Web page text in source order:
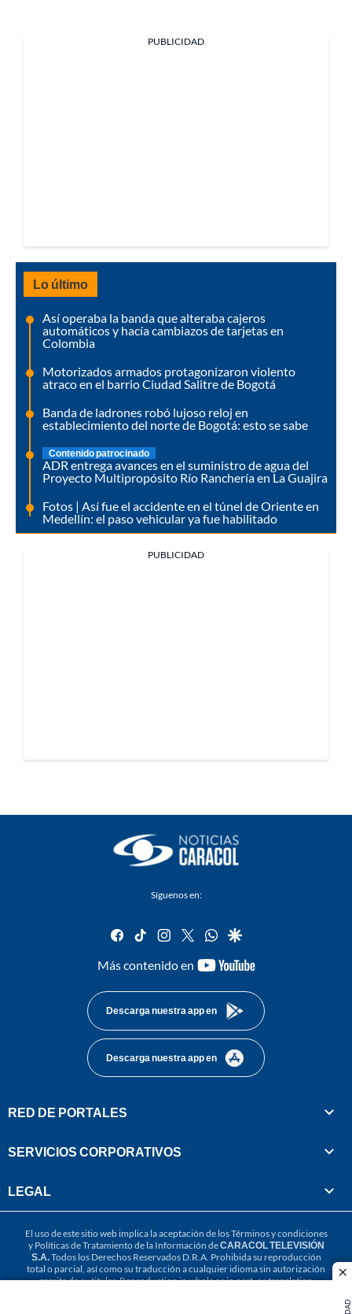
PUBLICIDAD
Lo último
Así operaba la banda que alteraba cajeros
automáticos y hacía cambiazos de tarjetas en
Colombia
Motorizados armados protagonizaron violento
atraco en el barrio Ciudad Salitre de Bogotá
Banda de ladrones robó lujoso reloj en
establecimiento del norte de Bogotá: esto se sabe
Contenido patrocinado
ADR entrega avances en el suministro de agua del
Proyecto Multipropósito Río Ranchería en La Guajira
Fotos | Así fue el accidente en el túnel de Oriente en
Medellín: el paso vehicular ya fue habilitado
PUBLICIDAD
Síguenos en:
facebook
tiktok instagram
twitterwhatsapp
google
Más contenido en
youtube-
Descarga nuestra app en
Descarga nuestra app en
RED DE PORTALES
SERVICIOS CORPORATIVOS
LEGAL
El uso de este sitio web implica la aceptación de losTérminos y condiciones
y Políticas de Tratamiento de la Información deCARACOL TELEVISIÓN
S.A.Todos los Derechos Reservados D.R.A. Prohibida su reproducción
total o parcial, así como su traducción a cualquier idioma sin autorización
escrita de su titular. Reproduction in whole or in part, or translation